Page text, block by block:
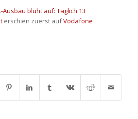
blüht auf: Täglich 13
erschien zuerst aufVodafone